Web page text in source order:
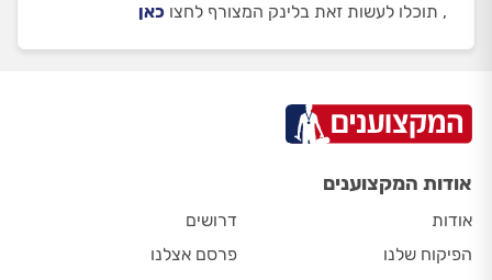
, תוכלו לעשות זאת בלינק המצורף לחצו כאן
אודות המקצוענים
אודות
הפיקוח שלנו
דרושים
פרסם אצלנו